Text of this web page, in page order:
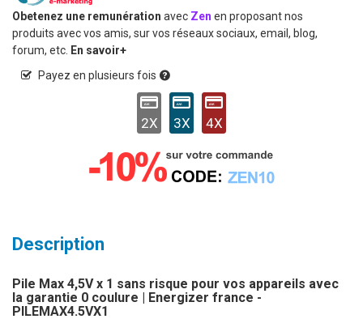
Obetenez une remunération avec Zen en proposant nos
produits avec vos amis, sur vos réseaux sociaux, email, blog,
forum, etc. En savoir+
Payez en plusieurs fois
2X 3X 4X
Description
Pile Max 4,5V x 1 sans risque pour vos appareils avec
la garantie 0 coulure | Energizer france -
PILEMAX4.5VX1